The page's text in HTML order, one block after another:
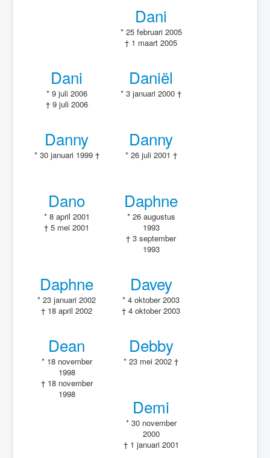
Dani
* 25 februari 2005
† 1 maart 2005
Dani
* 9 juli 2006
† 9 juli 2006
Daniël
* 3 januari 2000 †
Danny
* 30 januari 1999 †
Danny
* 26 juli 2001 †
Dano
* 8 april 2001
† 5 mei 2001
Daphne
* 26 augustus
1993
† 3 september
1993
Daphne
* 23 januari 2002
† 18 april 2002
Davey
* 4 oktober 2003
† 4 oktober 2003
Dean
* 18 november
1998
† 18 november
1998
Debby
* 23 mei 2002 †
Demi
* 30 november
2000
† 1 januari 2001